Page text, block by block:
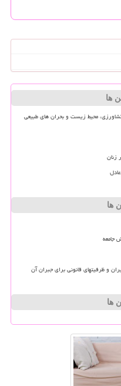
ها
محیط زیست و بحران های طبیعی
زنان
ها
جامعه
و ظرفیتهای قانونی برای جبران آن
ها